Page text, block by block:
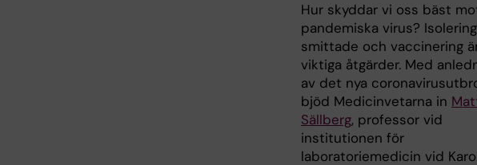
Hur skyddar vi oss bäst
pandemiska virus?
smittade och vaccinering
viktiga åtgärder. Med
av det nya
bjöd Medicinvetarna in
Sällberg, professor vid
institutionen för
laboratoriemedicin vid